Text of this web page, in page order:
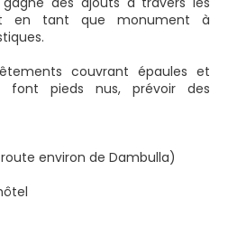
en tant que monument à
couvrant épaules et
font pieds nus, prévoir des
environ de Dambulla)